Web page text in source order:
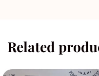
Related